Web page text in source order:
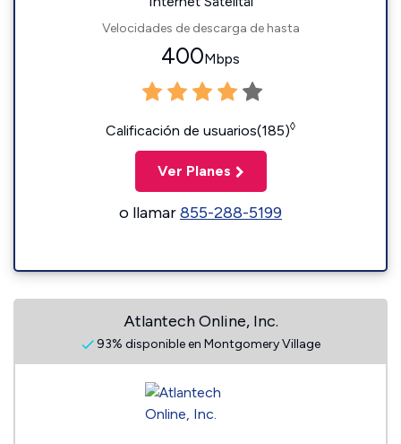
Velocidades de descarga de hasta
400Mbps
Calificación de usuarios(185)◊
Ver Planes
o llamar855-288-5199
Atlantech Online, Inc.
93% disponible en Montgomery Village